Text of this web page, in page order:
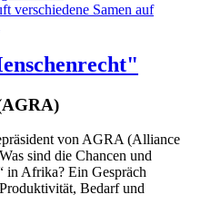
verschiedene Samen auf
von AGRA (Alliance
sind die Chancen und
in Afrika? Ein Gespräch
Bedarf und